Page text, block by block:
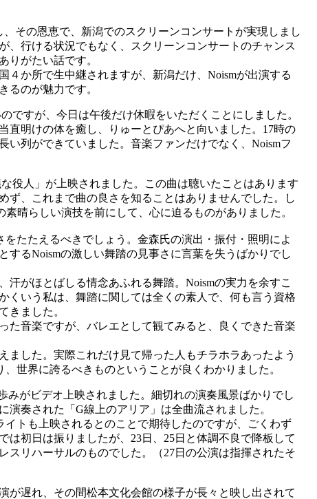
その恩恵で、新潟でのスクリーンコンサートが実現しまし
、行ける状況でもなく、スクリーンコンサートのチャンス
りがたい話です。
か所で生中継されますが、新潟だけ、Noismが出演する
るのが魅力です。
ですが、今日は午後だけ休暇をいただくことにしました。
直明けの体を癒し、りゅーとぴあへと向いました。17時の
い列ができていました。音楽ファンだけでなく、Noismフ
役人」が上映されました。この曲は聴いたことはあります
ず、これまで曲の良さを知ることはありませんでした。し
晴らしい演技を前にして、心に迫るものがありました。
たたえるべきでしょう。金森氏の演出・振付・照明によ
するNoismの激しい舞踏の見事さに言葉を失うばかりでし
がほとばしる情念あふれる舞踏。Noismの実力を余すこ
くいう私は、舞踏に関しては全くの素人で、何も言う資格
きました。
音楽ですが、バレエとして観てみると、良くできた音楽
した。実際これだけ見て帰った人もチラホラあったよう
世界に誇るべきものということが良くわかりました。
がビデオ上映されました。細切れの演奏風景ばかりでし
奏された「G線上のアリア」は全曲流されました。
トも上映されるとのことで期待したのですが、ごくわず
は初日は振りましたが、23日、25日と体調不良で降板して
スリハーサルのものでした。（27日の公演は指揮されたそ
遅れ、その間松本文化会館の様子が長々と映し出されて